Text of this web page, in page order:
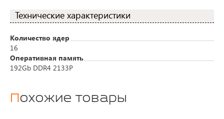
Технические характеристики
Количество ядер
16
Оперативная память
192Gb DDR4 2133P
Похожие товары